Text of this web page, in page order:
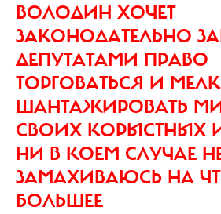
ВОЛОДИН ХОЧЕТ
ЗАКОНОДАТЕЛЬНО
ДЕПУТАТАМИ ПРАВО
ТОРГОВАТЬСЯ И
ШАНТАЖИРОВАТЬ
СВОИХ КОРЫСТНЫХ
НИ В КОЕМ СЛУЧАЕ
ЗАМАХИВАЮСЬ НА
БОЛЬШЕЕ